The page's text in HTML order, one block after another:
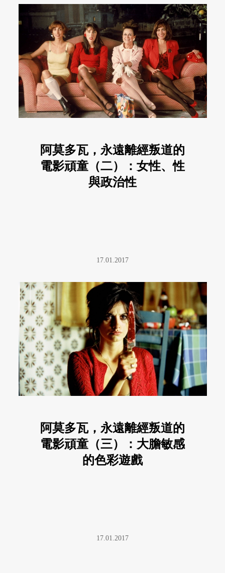
阿莫多瓦，永遠離經叛道的
電影頑童（二）：女性、性
與政治性
17.01.2017
阿莫多瓦，永遠離經叛道的
電影頑童（三）：大膽敏感
的色彩遊戲
17.01.2017